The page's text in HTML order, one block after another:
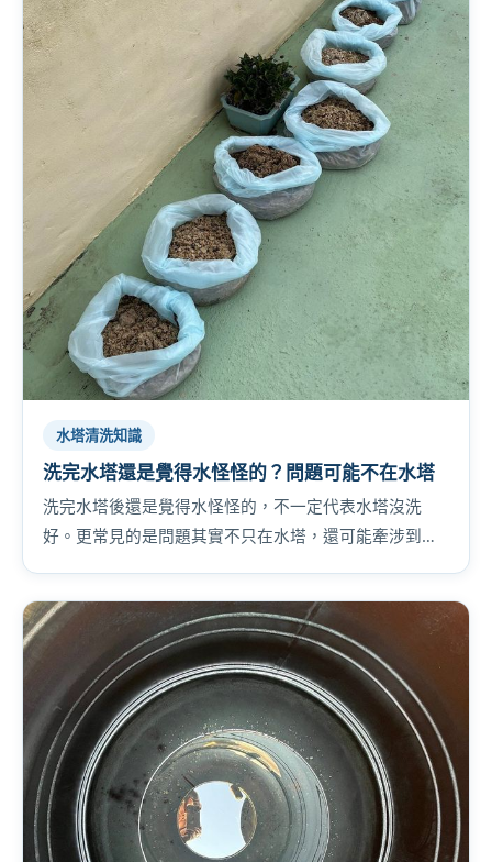
水塔清洗知識
洗完水塔還是覺得水怪怪的？問題可能不在水塔
洗完水塔後還是覺得水怪怪的，不一定代表水塔沒洗
好。更常見的是問題其實不只在水塔，還可能牽涉到給